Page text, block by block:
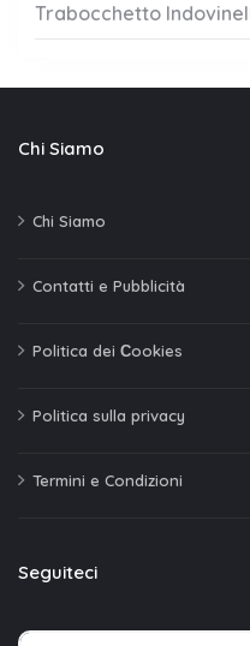
Trabocchetto
Chi Siamo
Chi Siamo
Contatti e Pubblicità
Politica dei Сookies
Politica sulla privacy
Termini e Condizioni
Seguiteci